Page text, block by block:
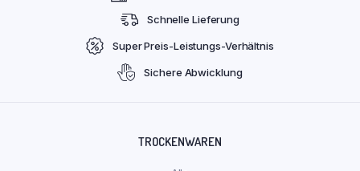
Schnelle Lieferung
Super Preis-Leistungs-Verhältnis
Sichere Abwicklung
TROCKENWAREN